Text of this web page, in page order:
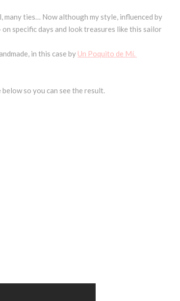
ties… Now although my style, influenced by
specific days and look treasures like this sailor
in this case by Un Poquito de Mí.
so you can see the result.